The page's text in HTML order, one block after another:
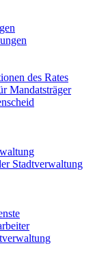
des Rates
Mandatsträger
Stadtverwaltung